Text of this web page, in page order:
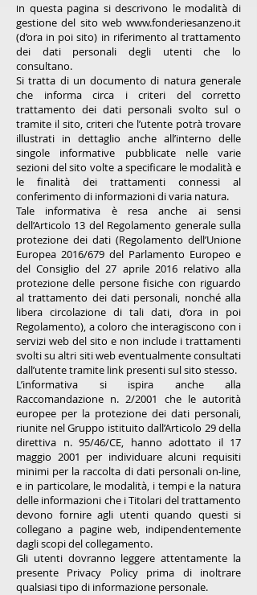
In questa pagina si descrivono le modalità di
gestione del sito web www.fonderiesanzeno.it
(d’ora in poi sito) in riferimento al trattamento
dei dati personali degli utenti che lo
consultano.
Si tratta di un documento di natura generale
che informa circa i criteri del corretto
trattamento dei dati personali svolto sul o
tramite il sito, criteri che l’utente potrà trovare
illustrati in dettaglio anche all’interno delle
singole informative pubblicate nelle varie
sezioni del sito volte a specificare le modalità e
le finalità dei trattamenti connessi al
conferimento di informazioni di varia natura.
Tale informativa è resa anche ai sensi
dell’Articolo 13 del Regolamento generale sulla
protezione dei dati (Regolamento dell’Unione
Europea 2016/679 del Parlamento Europeo e
del Consiglio del 27 aprile 2016 relativo alla
protezione delle persone fisiche con riguardo
al trattamento dei dati personali, nonché alla
libera circolazione di tali dati, d’ora in poi
Regolamento), a coloro che interagiscono con i
servizi web del sito e non include i trattamenti
svolti su altri siti web eventualmente consultati
dall’utente tramite link presenti sul sito stesso.
L’informativa si ispira anche alla
Raccomandazione n. 2/2001 che le autorità
europee per la protezione dei dati personali,
riunite nel Gruppo istituito dall’Articolo 29 della
direttiva n. 95/46/CE, hanno adottato il 17
maggio 2001 per individuare alcuni requisiti
minimi per la raccolta di dati personali on-line,
e in particolare, le modalità, i tempi e la natura
delle informazioni che i Titolari del trattamento
devono fornire agli utenti quando questi si
collegano a pagine web, indipendentemente
dagli scopi del collegamento.
Gli utenti dovranno leggere attentamente la
presente Privacy Policy prima di inoltrare
qualsiasi tipo di informazione personale.